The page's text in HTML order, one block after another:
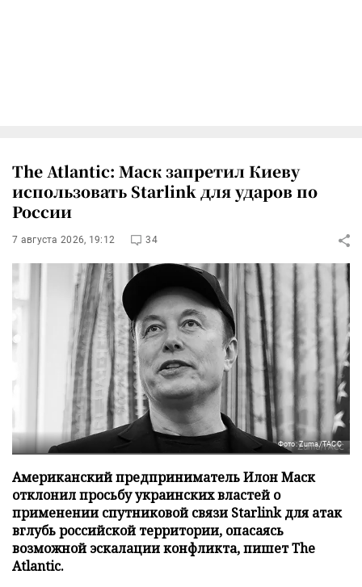
The Atlantic: Маск запретил Киеву
использовать Starlink для ударов по
России
7 августа 2026, 19:12 34
Фото: Zuma/ТАСС
Американский предприниматель Илон Маск
отклонил просьбу украинских властей о
применении спутниковой связи Starlink для атак
вглубь российской территории, опасаясь
возможной эскалации конфликта, пишет The
Atlantic.